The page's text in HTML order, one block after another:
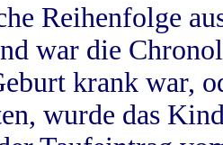
Reihenfolge
war die
krank war,
wurde das